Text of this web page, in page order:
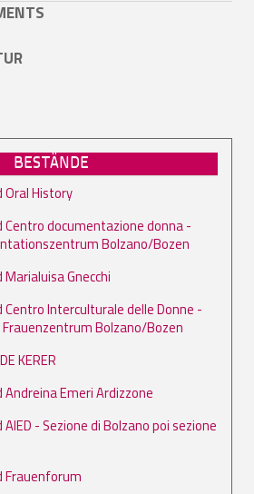
BESTÄNDE
History
documentazione donna -
Bolzano/Bozen
Gnecchi
Interculturale delle Donne -
Bolzano/Bozen
KERER
Emeri Ardizzone
- Sezione di Bolzano poi sezione
Frauenforum